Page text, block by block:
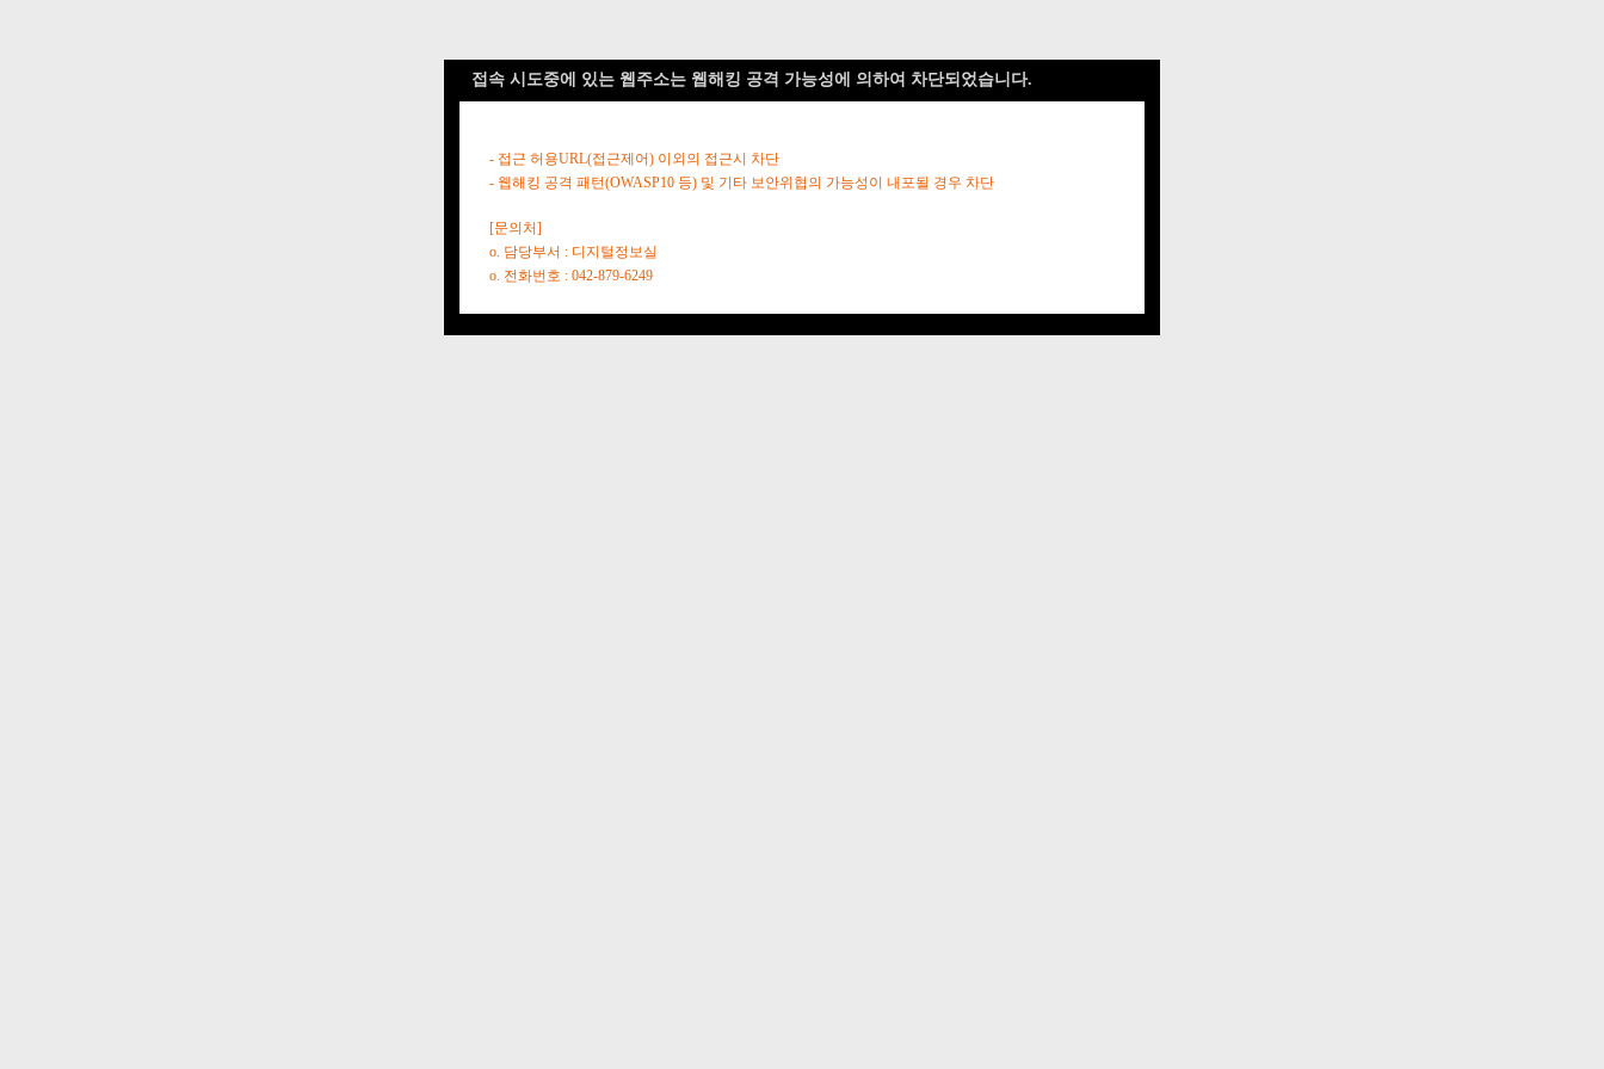
접속 시도중에 있는 웹주소는 웹해킹 공격 가능성에 의하여 차단되었습니다.
- 접근 허용URL(접근제어) 이외의 접근시 차단
- 웹해킹 공격 패턴(OWASP10 등) 및 기타 보안위협의 가능성이 내포될 경우 차단
[문의처]
o. 담당부서 : 디지털정보실
o. 전화번호 : 042-879-6249